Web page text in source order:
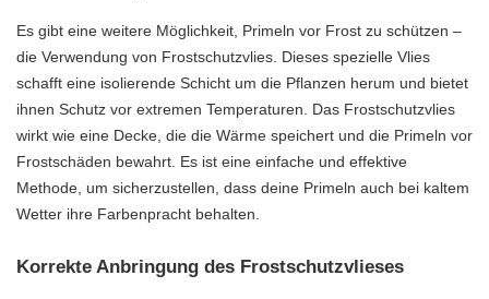
Es gibt eine weitere Möglichkeit, Primeln vor Frost zu schützen –
die Verwendung von Frostschutzvlies. Dieses spezielle Vlies
schafft eine isolierende Schicht um die Pflanzen herum und bietet
ihnen Schutz vor extremen Temperaturen. Das Frostschutzvlies
wirkt wie eine Decke, die die Wärme speichert und die Primeln vor
Frostschäden bewahrt. Es ist eine einfache und effektive
Methode, um sicherzustellen, dass deine Primeln auch bei kaltem
Wetter ihre Farbenpracht behalten.
Korrekte Anbringung des Frostschutzvlieses